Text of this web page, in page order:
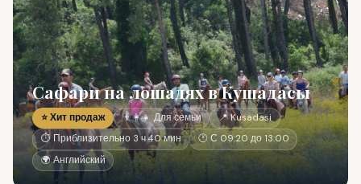
Сафари на лошадях в Кушадасы
⭐ Хит продаж 👨‍👩‍👧 Для семьи
📍 Kusadasi
⏱ Приблизительно 3 ч 40 мин
🕐 С 09:20 до 13:00
🌍 Английский